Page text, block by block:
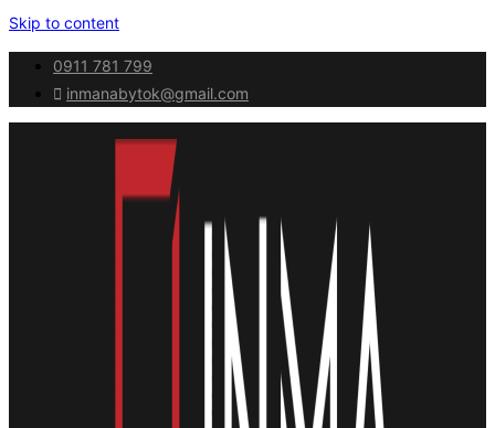
Skip to content
0911 781 799
inmanabytok@gmail.com